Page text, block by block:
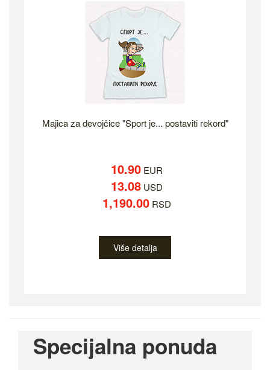
Majica za devojčice "Sport je... postaviti rekord"
10.90EUR
13.08USD
1,190.00RSD
Više detalja
Specijalna ponuda